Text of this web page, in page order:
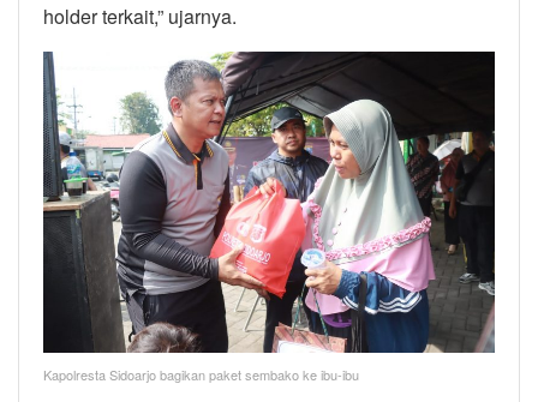
holder terkait,” ujarnya.
Kapolresta Sidoarjo bagikan paket sembako ke ibu-ibu